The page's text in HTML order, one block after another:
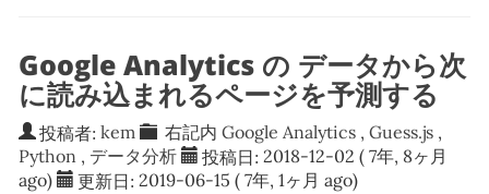
Google Analytics の データから次
に読み込まれるページを予測する
投稿者: kem 右記内Google Analytics ,Guess.js ,
Python , データ分析 投稿日: 2018-12-02 ( 7年, 8ヶ月
ago)
更新日: 2019-06-15 ( 7年, 1ヶ月 ago)